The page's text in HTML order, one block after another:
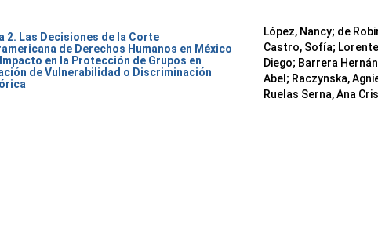
2. Las Decisiones de la Corte
de Derechos Humanos en México
en la Protección de Grupos en
de Vulnerabilidad o Discriminación
López, Nancy; de
Castro, Sofía;
Diego; Barrera
Abel ; Raczynska,
Ruelas Serna, Ana